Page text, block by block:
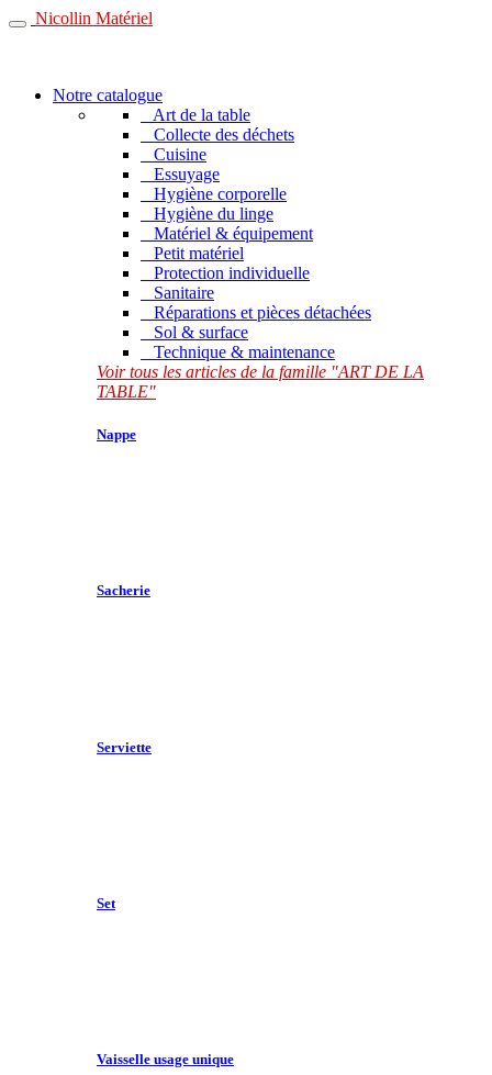
Nicollin Matériel
Notre catalogue
Art de la table
Collecte des déchets
Cuisine
Essuyage
Hygiène corporelle
Hygiène du linge
Matériel & équipement
Petit matériel
Protection individuelle
Sanitaire
Réparations et pièces détachées
Sol & surface
Technique & maintenance
Voir tous les articles de la famille "ART DE LA
TABLE"
Nappe
Sacherie
Serviette
Set
Vaisselle usage unique